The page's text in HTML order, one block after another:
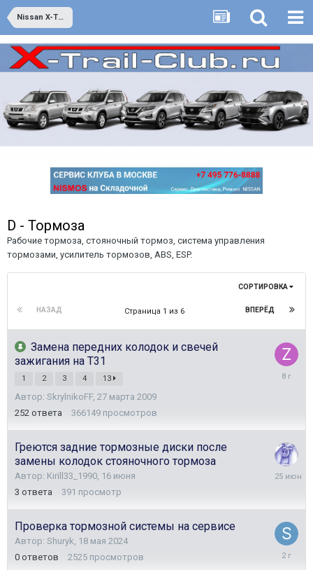
Nissan X-Trail второго поколения - он же Т31 - выпуск с июня 2007 года по 2014 год
D - Тормоза
Рабочие тормоза, стояночный тормоз, система управления
тормозами, усилитель тормозов, ABS, ESP.
СОРТИРОВКА
НАЗАД ВПЕРЁД
Страница 1 из 6
Замена передних колодок и свечей
зажигания на Т31
1 2 3 4 13
Автор: SkrylnikoFF, 27 марта 2009
252 ответа 366149 просмотров
16
Греются задние тормозные диски после
замены колодок стояночного тормоза
Автор: Kirill33_1990 16 июня
3 ответа 391 просмотр
25
Проверка тормозной системы на сервисе
Автор: Shuryk 18 мая 2024
0 ответов 2525 просмотров
18